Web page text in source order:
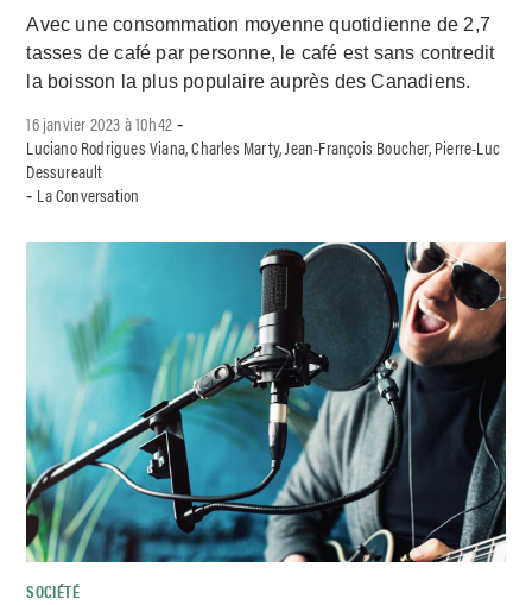
Avec une consommation moyenne quotidienne de 2,7
tasses de café par personne, le café est sans contredit
la boisson la plus populaire auprès des Canadiens.
16 janvier 2023 à 10h42 -
Luciano Rodrigues Viana, Charles Marty, Jean-François Boucher, Pierre-Luc
Dessureault
- La Conversation
SOCIÉTÉ